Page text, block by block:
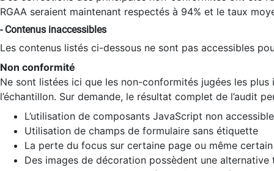
RGAA seraient maintenant respectés à 94% et le taux
- Contenus inaccessibles
Les contenus listés ci-dessous ne sont pas accessibles
Non conformité
Ne sont listées ici que les non-conformités jugées les
l’échantillon. Sur demande, le résultat complet de l’audit
L’utilisation de composants JavaScript non
Utilisation de champs de formulaire sans étiquette
La perte du focus sur certaine page ou même
Des images de décoration possèdent une alternative